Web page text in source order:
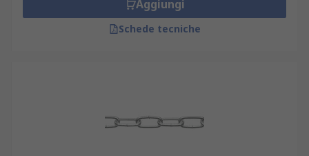
Aggiungi
Schede tecniche